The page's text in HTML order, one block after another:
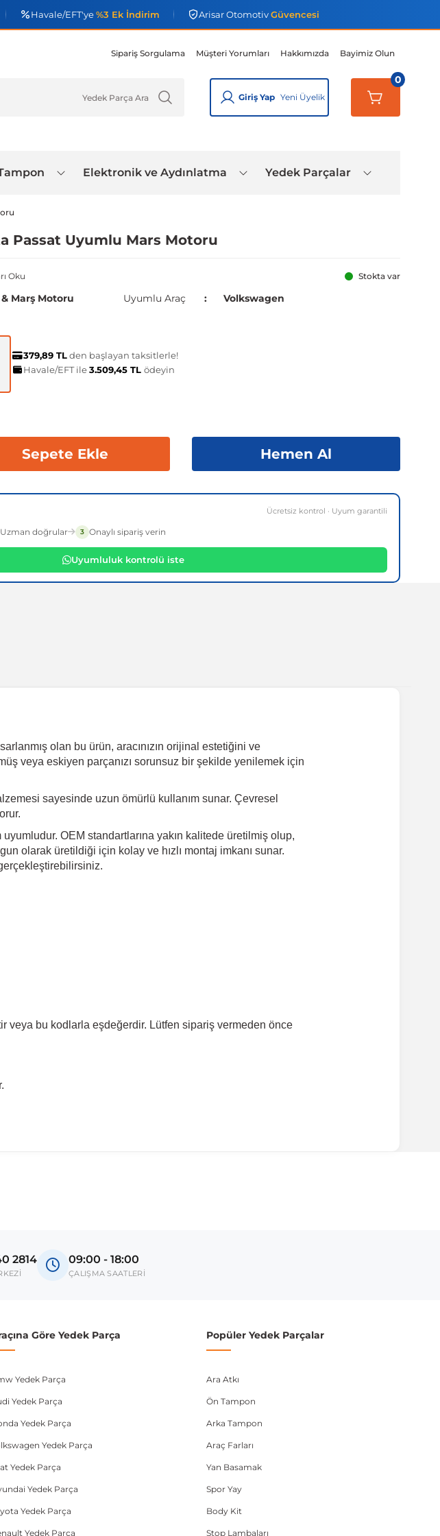
Havale/EFT'ye%3 Ek İndirim Arisar OtomotivGüvencesi
Sipariş Sorgulama Müşteri Yorumları Hakkımızda Bayimiz Olun
Giriş Yap Yeni Üyelik
0
Elektronik ve Aydınlatma Yedek Parçalar
Passat Uyumlu Mars Motoru
Oku Stokta var
Marş Motoru Uyumlu Araç Volkswagen
379,89 TLden başlayan taksitlerle!
Havale/EFT ile3.509,45 TL ödeyin
Sepete Ekle Hemen Al
Ücretsiz kontrol · Uyum garantili
Uzman doğrular 3 Onaylı sipariş verin
Uyumluluk kontrolü iste
olan bu ürün, aracınızın orijinal estetiğini ve
veya eskiyen parçanızı sorunsuz bir şekilde yenilemek için
sayesinde uzun ömürlü kullanım sunar. Çevresel
OEM standartlarına yakın kalitede üretilmiş olup,
olarak üretildiği için kolay ve hızlı montaj imkanı sunar.
veya bu kodlarla eşdeğerdir. Lütfen sipariş vermeden önce
2814 09:00 - 18:00
ÇALIŞMA SAATLERİ
Göre Yedek Parça
Yedek Parça
Yedek Parça
Yedek Parça
Yedek Parça
Yedek Parça
Yedek Parça
Yedek Parça
Yedek Parça
Popüler Yedek Parçalar
Ara Atkı
Ön Tampon
Arka Tampon
Araç Farları
Yan Basamak
Spor Yay
Body Kit
Stop Lambaları